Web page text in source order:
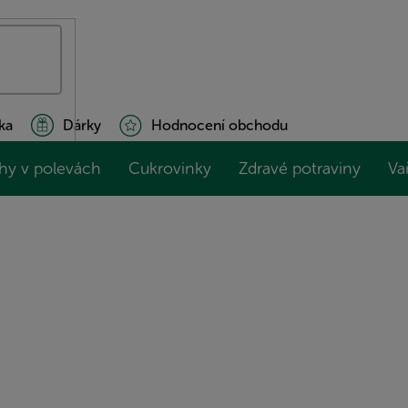
Dárky Hodnocení obchodu
v polevách Cukrovinky Zdravé potraviny